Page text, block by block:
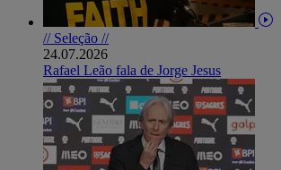
// Seleção //
24.07.2026
Rafael Leão fala de Jorge Jesus